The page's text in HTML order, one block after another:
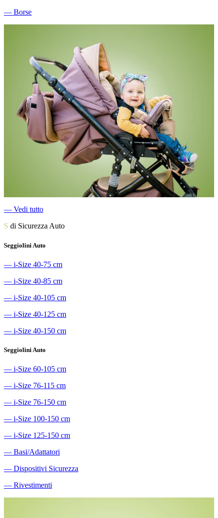
― Borse
― Vedi tutto
S di Sicurezza Auto
Seggiolini Auto
― i-Size 40-75 cm
― i-Size 40-85 cm
― i-Size 40-105 cm
― i-Size 40-125 cm
― i-Size 40-150 cm
Seggiolini Auto
― i-Size 60-105 cm
― i-Size 76-115 cm
― i-Size 76-150 cm
― i-Size 100-150 cm
― i-Size 125-150 cm
― Basi/Adattatori
― Dispositivi Sicurezza
― Rivestimenti